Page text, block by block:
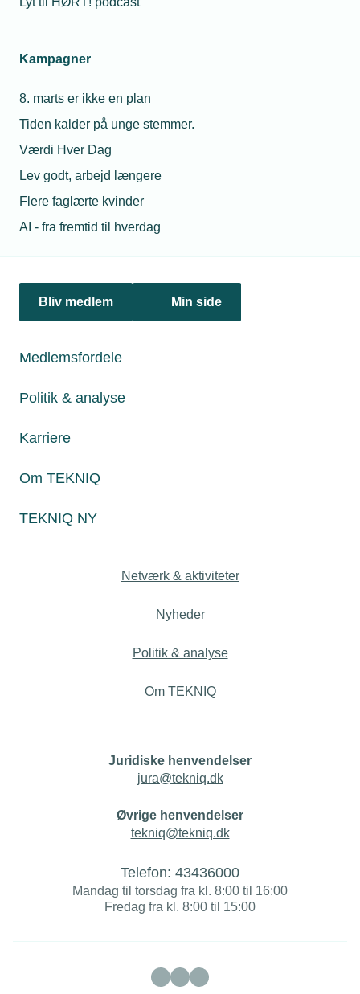
Kampagner
8. marts er ikke en plan
Tiden kalder på unge stemmer.
Værdi Hver Dag
Lev godt, arbejd længere
Flere faglærte kvinder
AI - fra fremtid til hverdag
Bliv medlem Min side
Medlemsfordele
Politik & analyse
Karriere
Om TEKNIQ
TEKNIQ NY
I øjeblikket er der flere muligheder for at sikre sig et
bæredygtig.
30. januar 2025
35 procent færre rapporteringskrav
plan, der blandt andet slår hårdt ned på administrative
Netværk & aktiviteter
Nyheder
Politik & analyse
Om TEKNIQ
Juridiske henvendelser
jura@tekniq.dk
Øvrige henvendelser
tekniq@tekniq.dk
Telefon: 43436000
Mandag til torsdag fra kl. 8:00 til 16:00
Fredag fra kl. 8:00 til 15:00